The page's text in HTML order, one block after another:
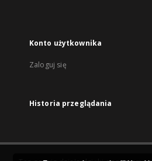
Konto użytkownika
Zaloguj się
Historia przeglądania